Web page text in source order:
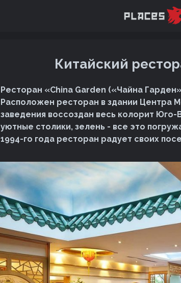
Китайский
Ресторан «China Garden («Чайна
Расположен ресторан в здании Центра
заведения воссоздан весь колорит
уютные столики, зелень - все это
1994-го года ресторан радует своих